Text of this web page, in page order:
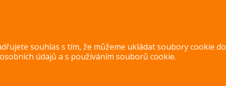
souhlas s tím, že můžeme ukládat soubory cookie do
údajů a s používáním souborů cookie.